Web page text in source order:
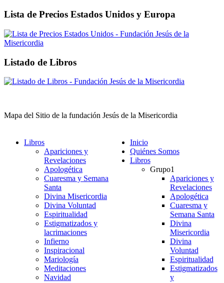
Lista de Precios Estados Unidos y Europa
Listado de Libros
Mapa del Sitio de la fundación Jesús de la Misericordia
Libros
Apariciones y
Revelaciones
Apologética
Cuaresma y Semana
Santa
Divina Misericordia
Divina Voluntad
Espiritualidad
Estigmatizados y
lacrimaciones
Infierno
Inspiracional
Mariología
Meditaciones
Navidad
Inicio
Quiénes Somos
Libros
Grupo1
Apariciones y
Revelaciones
Apologética
Cuaresma y
Semana Santa
Divina
Misericordia
Divina
Voluntad
Espiritualidad
Estigmatizados
y